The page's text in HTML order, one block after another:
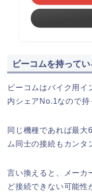
ビーコムを持って
ビーコムはバイク用イ
内シェアNo.1なので持
同じ機種であれば最大
ム同士の接続もカンタ
言い換えると、メーカ
ど接続できない可能性